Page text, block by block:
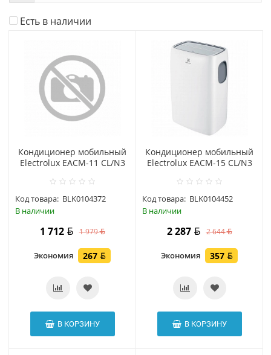
Есть в наличии
Кондиционер мобильный
Electrolux EACM-11 CL/N3
Код товара: BLK0104372
В наличии
1 712 1 979
Экономия 267
В КОРЗИНУ
Кондиционер мобильный
Electrolux EACM-15 CL/N3
Код товара: BLK0104452
В наличии
2 287 2 644
Экономия 357
В КОРЗИНУ